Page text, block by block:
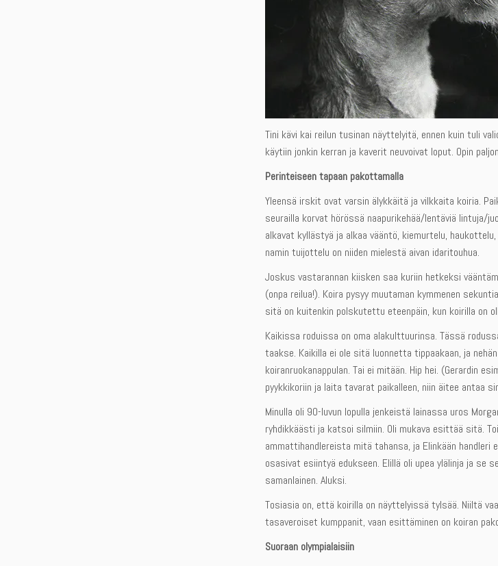
Tini kävi kai reilun tusinan näyttelyitä, ennen kuin tuli
käytiin jonkin kerran ja kaverit neuvoivat loput. Opin
Perinteiseen tapaan pakottamalla
Yleensä irskit ovat varsin älykkäitä ja vilkkaita koiria.
seurailla korvat hörössä naapurikehää/lentäviä lintuja/
alkavat kyllästyä ja alkaa vääntö, kiemurtelu,
namin tuijottelu on niiden mielestä aivan idaritouhua.
Joskus vastarannan kiisken saa kuriin hetkeksi
(onpa reilua!). Koira pysyy muutaman kymmenen
sitä on kuitenkin polskutettu eteenpäin, kun koirilla on
Kaikissa roduissa on oma alakulttuurinsa. Tässä
taakse. Kaikilla ei ole sitä luonnetta tippaakaan, ja
koiranruokanappulan. Tai ei mitään. Hip hei. (Gerardin
pyykkikoriin ja laita tavarat paikalleen, niin äitee antaa
Minulla oli 90-luvun lopulla jenkeistä lainassa uros
ryhdikkäästi ja katsoi silmiin. Oli mukava esittää sitä.
ammattihandlereista mitä tahansa, ja Elinkään handleri
osasivat esiintyä edukseen. Elillä oli upea ylälinja ja se
samanlainen. Aluksi.
Tosiasia on, että koirilla on näyttelyissä tylsää. Niiltä
tasaveroiset kumppanit, vaan esittäminen on koiran
Suoraan olympialaisiin